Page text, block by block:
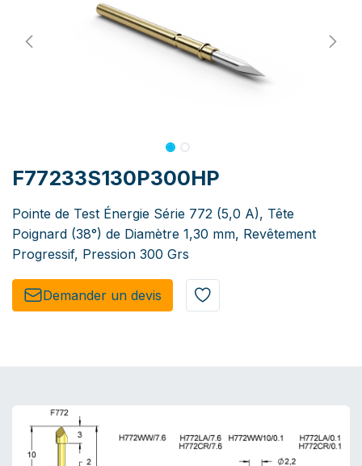
F77233S130P300HP
Pointe de Test Énergie Série 772 (5,0 A), Tête
Poignard (38°) de Diamètre 1,30 mm, Revêtement
Progressif, Pression 300 Grs
Demander un de​​vis​​